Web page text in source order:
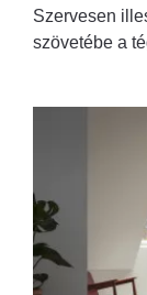
Szervesen
szövetébe a